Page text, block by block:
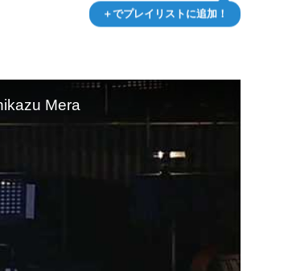
＋でプレイリストに追加！
Mera